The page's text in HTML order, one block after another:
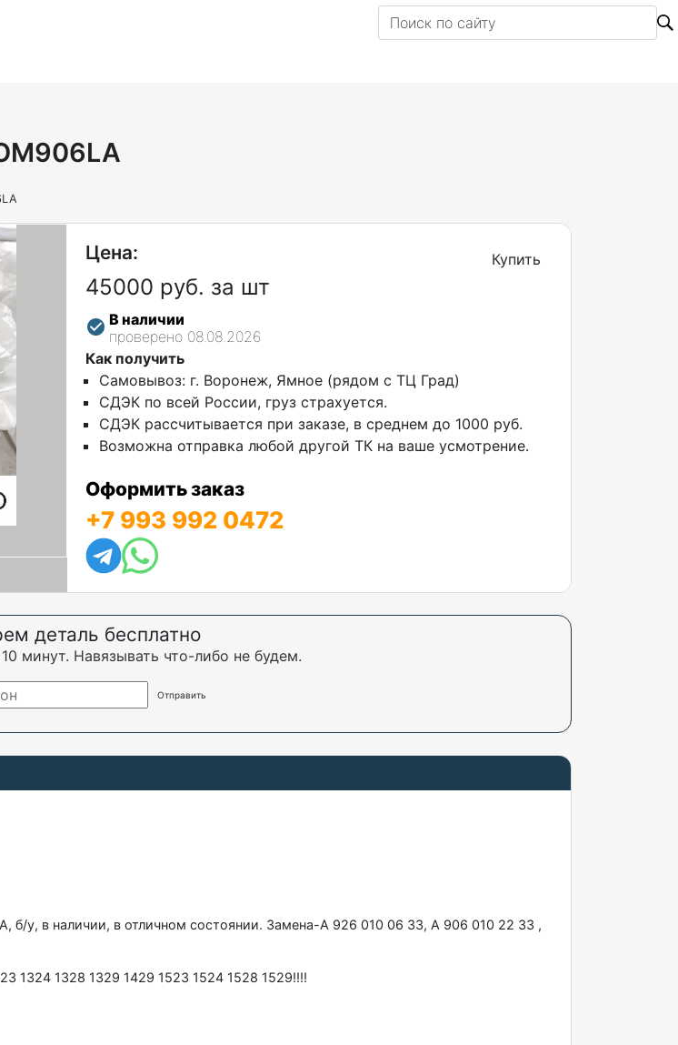
Цена:
45000 руб. за шт
В наличии
проверено 08.08.2026
Купить
Как получить
Самовывоз: г. Воронеж, Ямное (рядом с ТЦ Град)
СДЭК по всей России, груз страхуется.
СДЭК рассчитывается при заказе, в среднем до 1000 руб.
Возможна отправка любой другой ТК на ваше усмотрение.
Оформить заказ
+7 993 992 0472
деталь бесплатно
минут. Навязывать что-либо не будем.
б/у, в наличии, в отличном cocтoянии. Зaмeнa-А 926 010 06 33, А 906 010 22 33 ,
1324 1328 1329 1429 1523 1524 1528 1529!!!!